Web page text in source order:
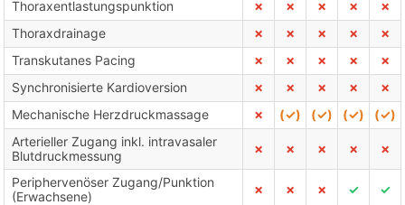
Thoraxentlastungspunktion
✗ ✗ ✗ ✗
✗
Thoraxdrainage
✗ ✗ ✗ ✗
✗
Transkutanes Pacing
✗ ✗ ✗ ✗
✗
Synchronisierte Kardioversion
✗ ✗ ✗ ✗
✗
Mechanische Herzdruckmassage
✗ (✓) (✓) (✓)
(✓)
Arterieller Zugang inkl. intravasaler
Blutdruckmessung
✗ ✗ ✗ ✗ ✗
Periphervenöser Zugang/Punktion
(Erwachsene)
✗ ✗ ✗ ✓ ✓